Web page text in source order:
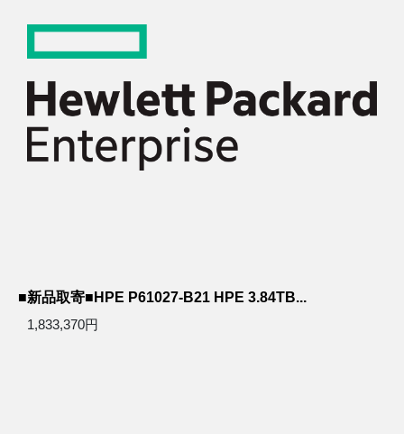
■新品取寄■HPE P61027-B21 HPE 3.84TB...
1,833,370円